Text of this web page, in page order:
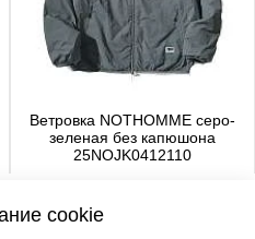
Ветровка NOTHOMME серо-
зеленая без капюшона
25NOJK0412110
cookie